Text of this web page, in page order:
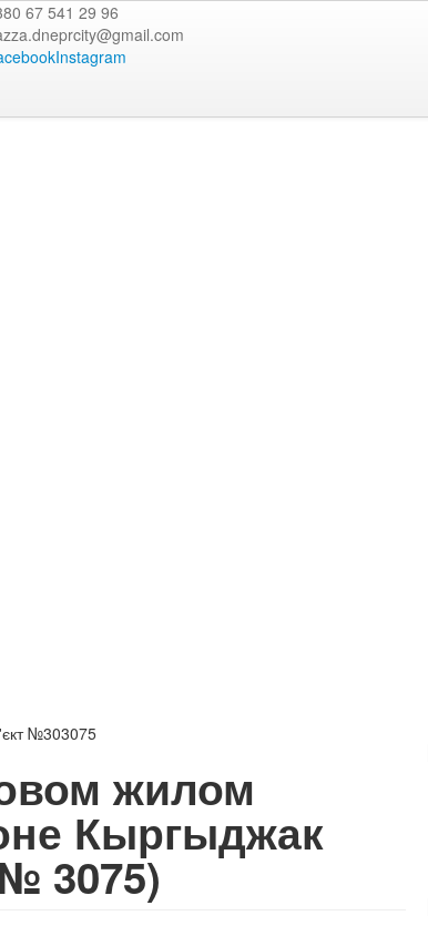
67 541 29 96
Instagram
№303075
жилом
Кыргыджак
3075)